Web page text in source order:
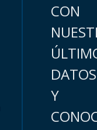
CON
DATOS
Y